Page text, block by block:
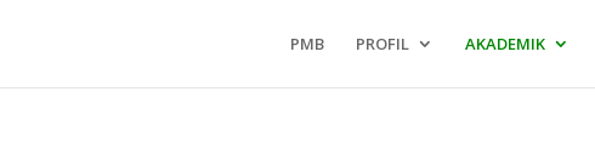
PMB PROFIL AKADEMIK